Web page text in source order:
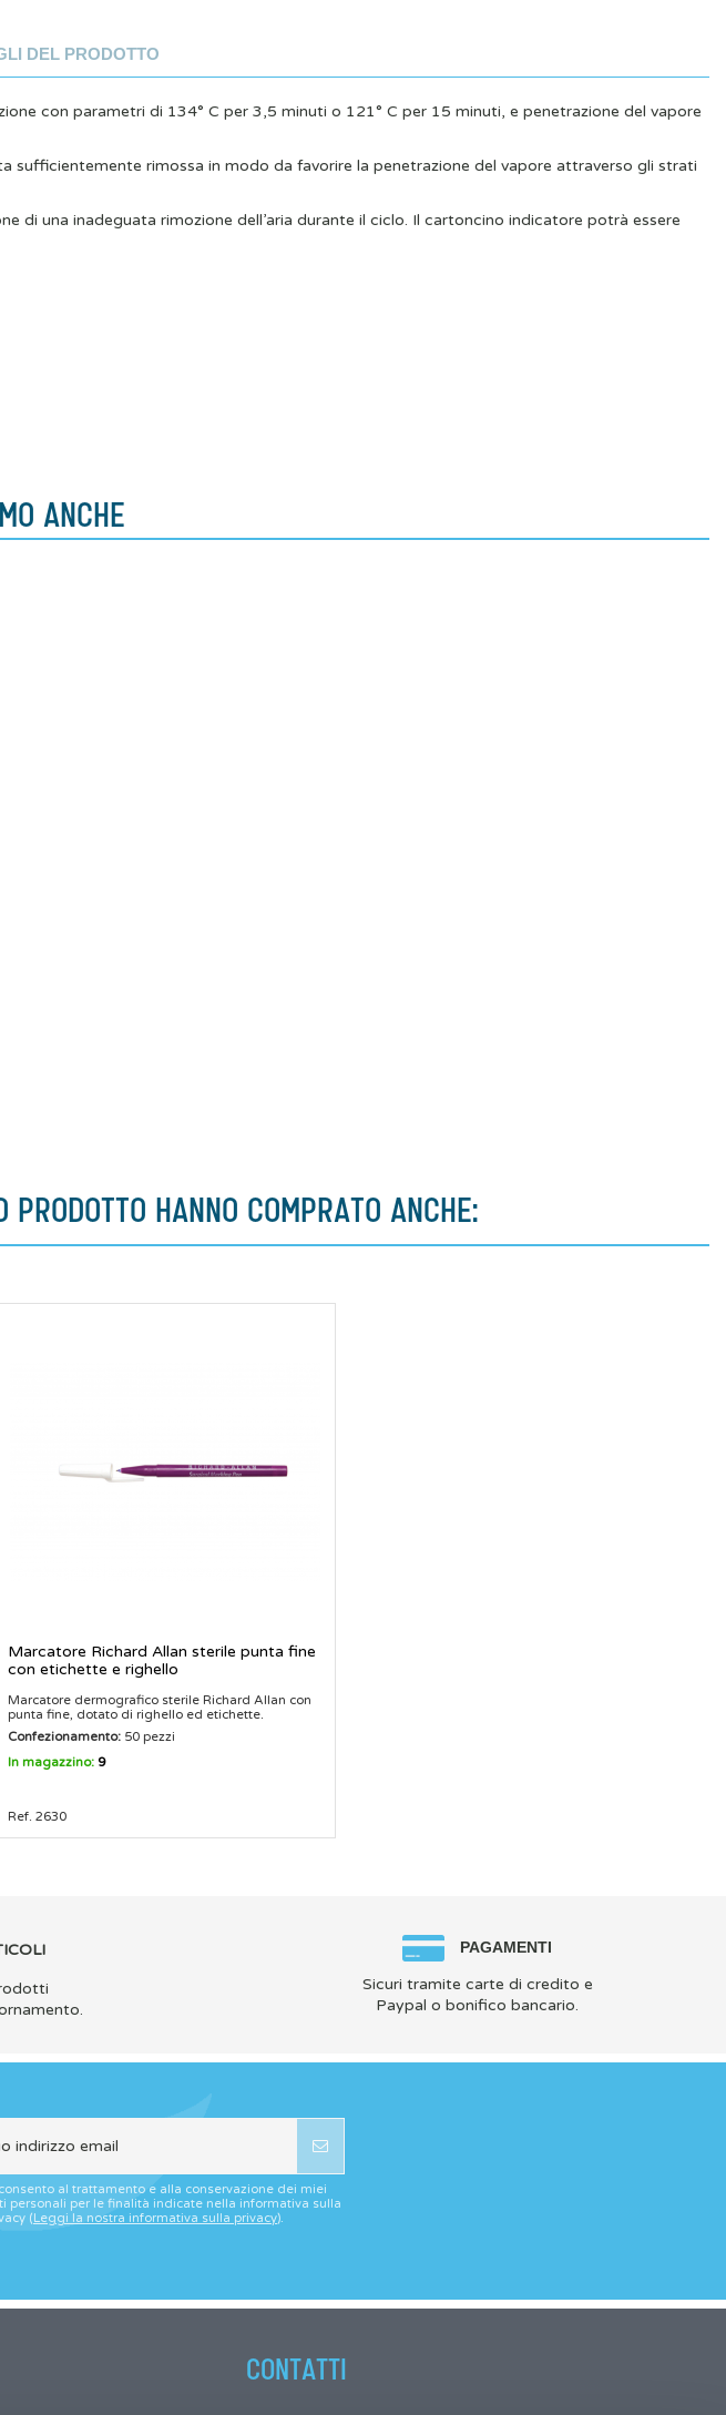
DEL PRODOTTO
con parametri di 134° C per 3,5 minuti o 121° C per 15 minuti, e penetrazione del vapore
sufficientemente rimossa in modo da favorire la penetrazione del vapore attraverso gli strati
di una inadeguata rimozione dell’aria durante il ciclo. Il cartoncino indicatore potrà essere
ANCHE
HANNO COMPRATO ANCHE:
Marcatore Richard Allan sterile punta fine
con etichette e righello
Marcatore dermografico sterile Richard Allan con
punta fine, dotato di righello ed etichette.
Confezionamento: 50 pezzi
In magazzino: 9
Ref. 2630
PAGAMENTI
Sicuri tramite carte di credito e
Paypal o bonifico bancario.
al trattamento e alla conservazione dei miei
personali per le finalità indicate nella informativa sulla
(Leggi la nostra informativa sulla privacy).
CONTATTI